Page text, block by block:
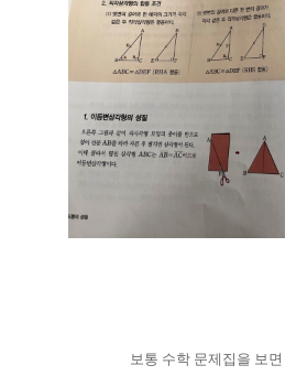
보통 수학 문제집을 보